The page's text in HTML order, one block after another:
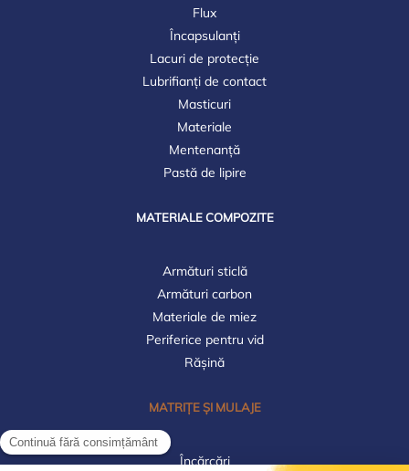
Flux
Încapsulanți
Lacuri de protecție
Lubrifianți de contact
Masticuri
Materiale
Mentenanță
Pastă de lipire
MATERIALE COMPOZITE
Armături sticlă
Armături carbon
Materiale de miez
Periferice pentru vid
Rășină
MATRIȚE ȘI MULAJE
Încărcări